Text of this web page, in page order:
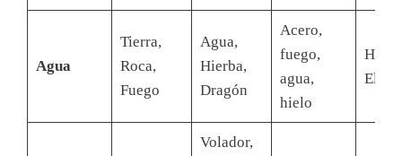
Agua
Tierra,
Roca,
Fuego
Agua,
Hierba,
Dragón
Acero,
fuego,
agua,
hielo
Volador,